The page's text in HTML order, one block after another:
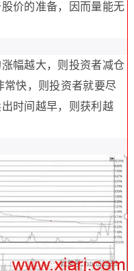
价的准备，因而量能无
幅越大，则投资者减仓
常快，则投资者就要尽
时间越早，则获利越